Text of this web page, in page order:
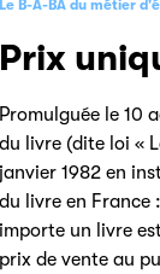
Le B-A-BA du métier
Prix
Promulguée le 10
du livre (dite loi «
janvier 1982 en
du livre en France
importe un livre
prix de vente au